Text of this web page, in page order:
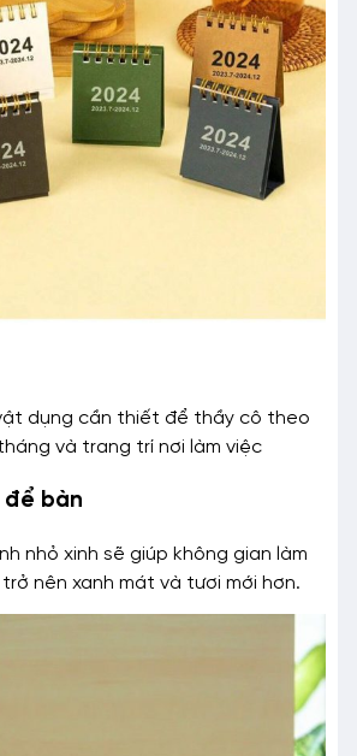
dụng cần thiết để thầy cô theo
và trang trí nơi làm việc
để bàn
nhỏ xinh sẽ giúp không gian làm
nên xanh mát và tươi mới hơn.